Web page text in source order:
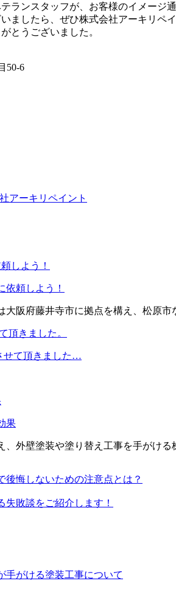
ランスタッフが、お客様のイメージ
ましたら、ぜひ株式会社アーキリペ
とうございました。
50-6
アーキリペイント
依頼しよう！
大阪府藤井寺市に拠点を構え、松原
て頂きました…
果
、外壁塗装や塗り替え工事を手がけ
後悔しないための注意点とは？
敗談をご紹介します！
手がける塗装工事について